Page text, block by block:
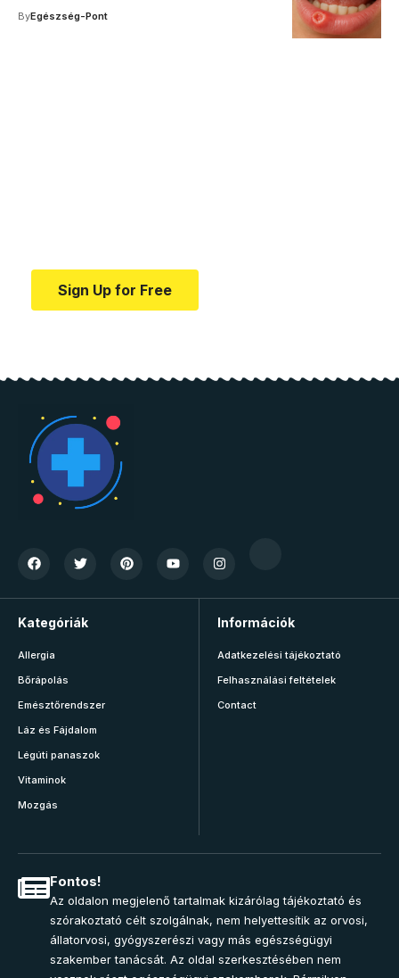
ByEgészség-Pont
Sign Up for Free
Kategóriák
Allergia
Bőrápolás
Emésztőrendszer
Láz és Fájdalom
Légúti panaszok
Vitaminok
Mozgás
Információk
Adatkezelési tájékoztató
Felhasználási feltételek
Contact
Fontos!
Az oldalon megjelenő tartalmak kizárólag tájékoztató és
szórakoztató célt szolgálnak, nem helyettesítik az orvosi,
állatorvosi, gyógyszerészi vagy más egészségügyi
szakember tanácsát. Az oldal szerkesztésében nem